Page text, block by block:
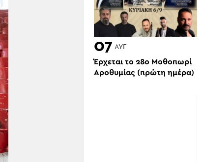
07 ΑΥΓ
Έρχεται το 28ο Μοθοπωρί
Αροθυμίας (πρώτη ημέρα)